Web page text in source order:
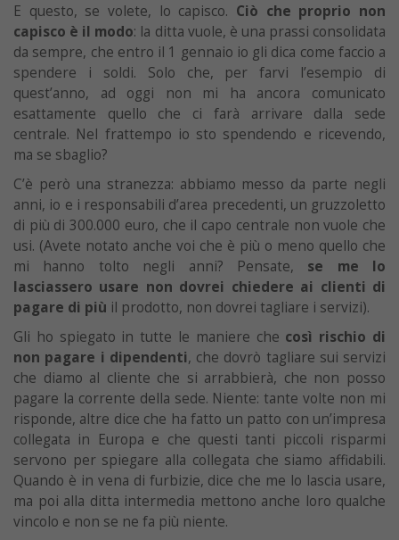
E questo, se volete, lo capisco. Ciò che proprio non
capisco è il modo: la ditta vuole, è una prassi consolidata
da sempre, che entro il 1 gennaio io gli dica come faccio a
spendere i soldi. Solo che, per farvi l’esempio di
quest’anno, ad oggi non mi ha ancora comunicato
esattamente quello che ci farà arrivare dalla sede
centrale. Nel frattempo io sto spendendo e ricevendo,
ma se sbaglio?
C’è però una stranezza: abbiamo messo da parte negli
anni, io e i responsabili d’area precedenti, un gruzzoletto
di più di 300.000 euro, che il capo centrale non vuole che
usi. (Avete notato anche voi che è più o meno quello che
mi hanno tolto negli anni? Pensate, se me lo
lasciassero usare non dovrei chiedere ai clienti di
pagare di più il prodotto, non dovrei tagliare i servizi).
Gli ho spiegato in tutte le maniere che così rischio di
non pagare i dipendenti, che dovrò tagliare sui servizi
che diamo al cliente che si arrabbierà, che non posso
pagare la corrente della sede. Niente: tante volte non mi
risponde, altre dice che ha fatto un patto con un’impresa
collegata in Europa e che questi tanti piccoli risparmi
servono per spiegare alla collegata che siamo affidabili.
Quando è in vena di furbizie, dice che me lo lascia usare,
ma poi alla ditta intermedia mettono anche loro qualche
vincolo e non se ne fa più niente.